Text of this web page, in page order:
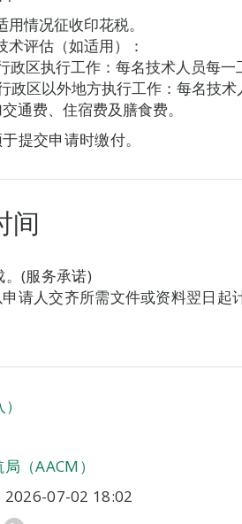
情况征收印花税。
术评估（如适用）：
政区执行工作：每名技术人员每一
政区以外地方执行工作：每名技
通费、住宿费及膳食费。
提交申请时缴付。
间
(服务承诺)
请人交齐所需文件或资料翌日起计
（AACM）
2026-07-02 18:02